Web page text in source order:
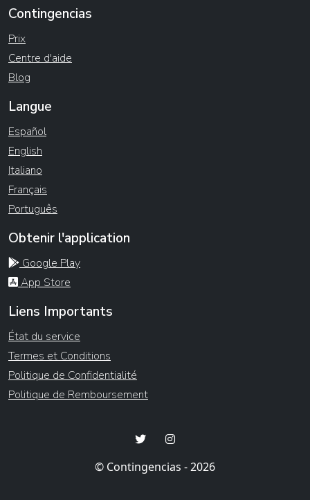
Contingencias
Prix
Centre d'aide
Blog
Langue
Español
English
Italiano
Français
Português
Obtenir l'application
Google Play
App Store
Liens Importants
État du service
Termes et Conditions
Politique de Confidentialité
Politique de Remboursement
© Contingencias - 2026